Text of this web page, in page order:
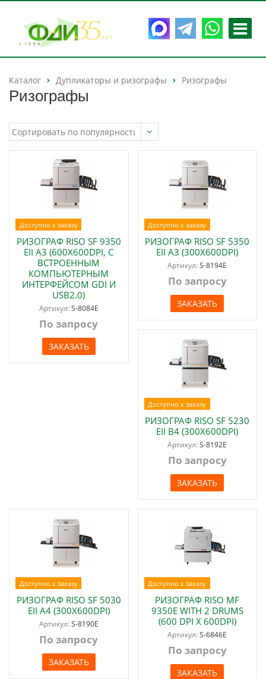
Каталог Дупликаторы и ризографы Ризографы
Ризографы
Доступно к заказу
РИЗОГРАФ RISO SF 9350
EII A3 (600Х600DPI, С
ВСТРОЕННЫМ
КОМПЬЮТЕРНЫМ
ИНТЕРФЕЙСОМ GDI И
USB2.0)
Артикул:S-8084E
По запросу
ЗАКАЗАТЬ
Доступно к заказу
РИЗОГРАФ RISO SF 5350
EII A3 (300Х600DPI)
Артикул:S-8194E
По запросу
ЗАКАЗАТЬ
Доступно к заказу
РИЗОГРАФ RISO SF 5230
EII В4 (300Х600DPI)
Артикул:S-8192E
По запросу
ЗАКАЗАТЬ
Доступно к заказу
РИЗОГРАФ RISO SF 5030
EII A4 (300Х600DPI)
Артикул:S-8190E
По запросу
ЗАКАЗАТЬ
Доступно к заказу
РИЗОГРАФ RISO MF
9350E WITH 2 DRUMS
(600 DPI X 600DPI)
Артикул:S-6846E
По запросу
ЗАКАЗАТЬ